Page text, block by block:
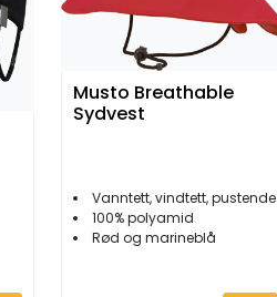
Musto Breathable
Sydvest
Vanntett, vindtett, pustende
100% polyamid
Rød og marineblå